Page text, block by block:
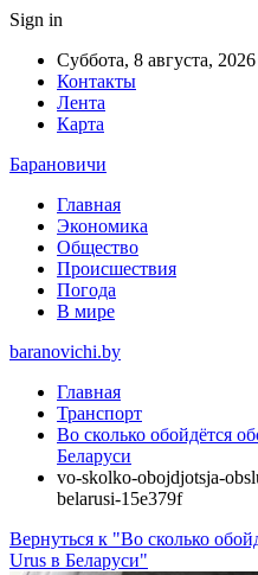
Sign in
Суббота, 8 августа, 2026
Контакты
Лента
Карта
Барановичи
Главная
Экономика
Общество
Происшествия
Погода
В мире
baranovichi.by
Главная
Транспорт
Во сколько обойдётся
Беларуси
vo-skolko-obojdjotsja-
belarusi-15e379f
Вернуться к "Во сколько
Urus в Беларуси"